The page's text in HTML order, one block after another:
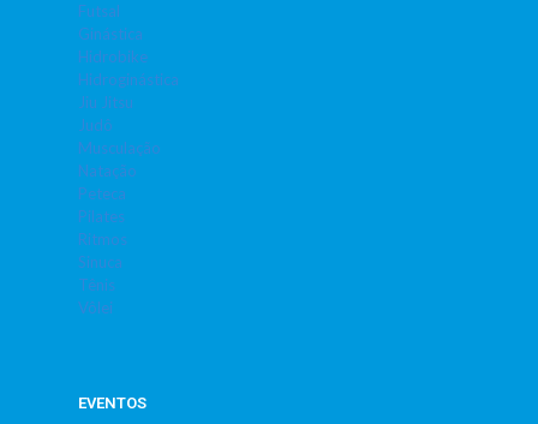
Futsal
Ginástica
Hidrobike
Hidroginástica
Jiu Jitsu
Judô
Musculação
Natação
Peteca
Pilates
Ritmos
Sinuca
Tênis
Vôlei
EVENTOS